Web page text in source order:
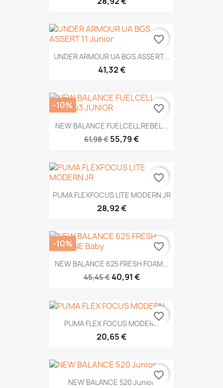
UNDER ARMOUR UA BGS ASSERT...
41,32 €
favorite_border
NEW BALANCE FUELCELL REBEL...
61,98 € 55,79 €
-10% favorite_border
PUMA FLEXFOCUS LITE MODERN JR
28,92 €
favorite_border
NEW BALANCE 625 FRESH FOAM...
45,45 €40,91 €
-10% favorite_border
PUMA FLEX FOCUS MODERN
20,65 €
favorite_border
NEW BALANCE 520 Junior
favorite_border